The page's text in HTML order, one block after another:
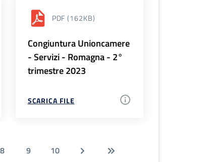
PDF (162KB)
Congiuntura Unioncamere
- Servizi - Romagna - 2°
trimestre 2023
SCARICA FILE
8 9 10